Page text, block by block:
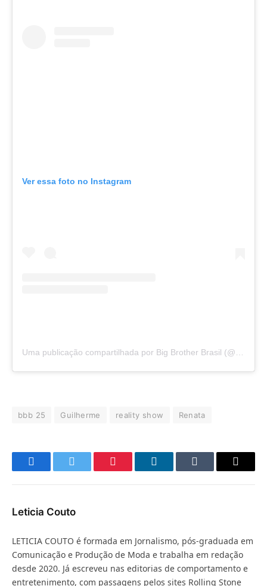
Ver essa foto no Instagram
bbb 25 Guilherme reality show Renata
FacebookTwitter Pinterest LinkedInTumblr
E-
Leticia Couto
LETICIA COUTO é formada em Jornalismo, pós-graduada em
Comunicação e Produção de Moda e trabalha em redação
desde 2020. Já escreveu nas editorias de comportamento e
entretenimento, com passagens pelos sites Rolling Stone